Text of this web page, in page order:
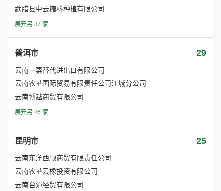
勐腊县中云糖料种植有限公司
展开另 37 家
普洱市 29
云南一粟替代进出口有限公司
云南农垦国际贸易有限责任公司江城分公司
云南博越商贸有限公司
展开另 26 家
昆明市 25
云南东洋西顺商贸有限责任公司
云南农垦云橡投资有限公司
云南台沁经贸有限公司